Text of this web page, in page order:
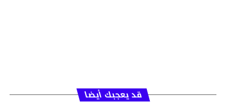
قد يعجبك أيضا